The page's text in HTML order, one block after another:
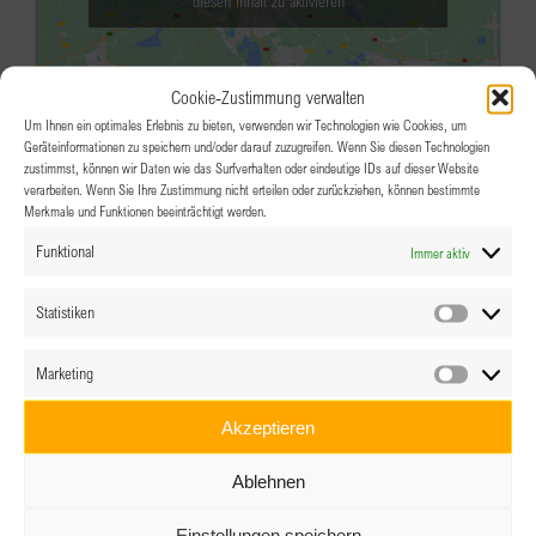
Cookie-Zustimmung verwalten
Um Ihnen ein optimales Erlebnis zu bieten, verwenden wir Technologien wie Cookies, um
Geräteinformationen zu speichern und/oder darauf zuzugreifen. Wenn Sie diesen Technologien
zustimmst, können wir Daten wie das Surfverhalten oder eindeutige IDs auf dieser Website
verarbeiten. Wenn Sie Ihre Zustimmung nicht erteilen oder zurückziehen, können bestimmte
Merkmale und Funktionen beeinträchtigt werden.
Funktional Immer aktiv
Statistiken
Marketing
Akzeptieren
Ablehnen
MAI
7
BPW Linz-Wels: WORKSHOP „Allen
alles recht gemacht!?! Raus aus dem
18:30-22:00
Hotel Alexandra Dr. Schauer-Str. 41, Wels
Wegbeschreibung